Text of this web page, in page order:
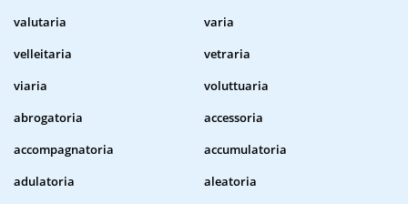
valutaria
varia
velleitaria
vetraria
viaria
voluttuaria
abrogatoria
accessoria
accompagnatoria
accumulatoria
adulatoria
aleatoria